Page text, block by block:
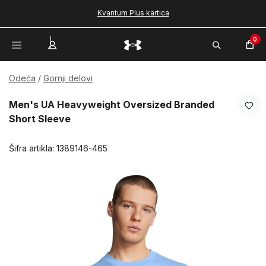
Kvantum Plus kartica
0
Odeća Gornji delovi
Men's UA Heavyweight Oversized Branded
Short Sleeve
Šifra artikla: 1389146-465